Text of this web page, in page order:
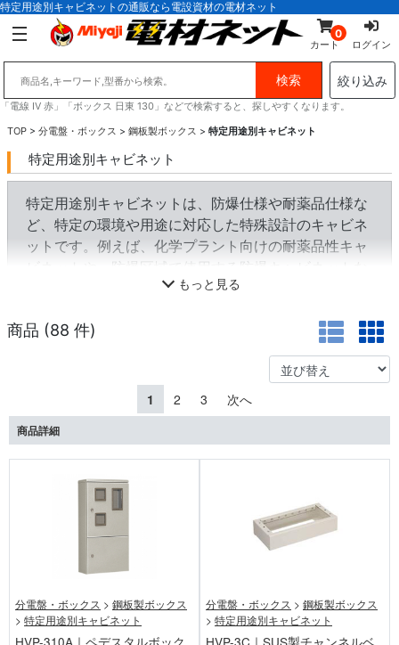
特定用途別キャビネットの通販なら電設資材の電材ネット
0
カート ログイン
絞り込み
「電線 IV 赤」「ボックス 日東 130」などで検索すると、探しやすくなります。
TOP > 分電盤・ボックス > 鋼板製ボックス > 特定用途別キャビネット
特定用途別キャビネット
特定用途別キャビネットは、防爆仕様や耐薬品仕様な
ど、特定の環境や用途に対応した特殊設計のキャビネ
ットです。例えば、化学プラント向けの耐薬品性キャ
ビネットや、防爆区域で使用する防爆キャビネットな
もっと見る
商品 (88 件)
1 2 3 次へ
商品詳細
分電盤・ボックス > 鋼板製ボックス
> 特定用途別キャビネット
HVP-310A｜ペデスタルボック
分電盤・ボックス > 鋼板製ボックス
> 特定用途別キャビネット
HVP-3C｜SUS製チャンネルベ